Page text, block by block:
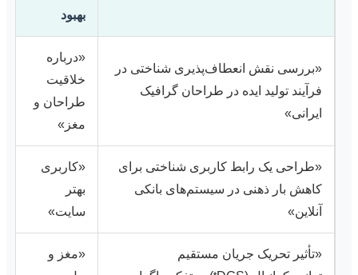
بهبود
«بررسی نقش انعطاف‌پذیری شناختی در
فرآیند تولید ایده در طراحان گرافیک
ایرانی»
«درباره
خلاقیت
طراحان و
مغز»
«طراحی یک رابط کاربری شناختی برای
کاهش بار ذهنی در سیستم‌های بانکی
آنلاین»
«کاربری
بهتر
سایت»
«تأثیر تحریک جریان مستقیم
«مغز و